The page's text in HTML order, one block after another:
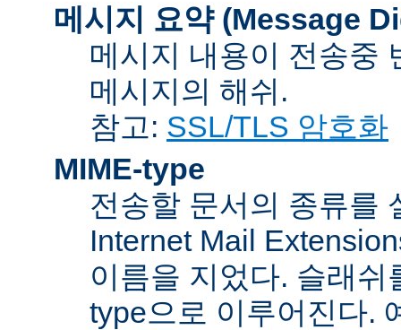
메시지 요약 (Message
메시지 내용이 전송중
메시지의 해쉬.
참고: SSL/TLS 암호화
MIME-type
전송할 문서의 종류를
Internet Mail
이름을 지었다. 슬래
type으로 이루어진다.